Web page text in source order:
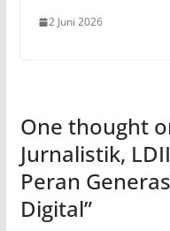
2 Juni 2026
One thought
Jurnalistik,
Peran
Digital”